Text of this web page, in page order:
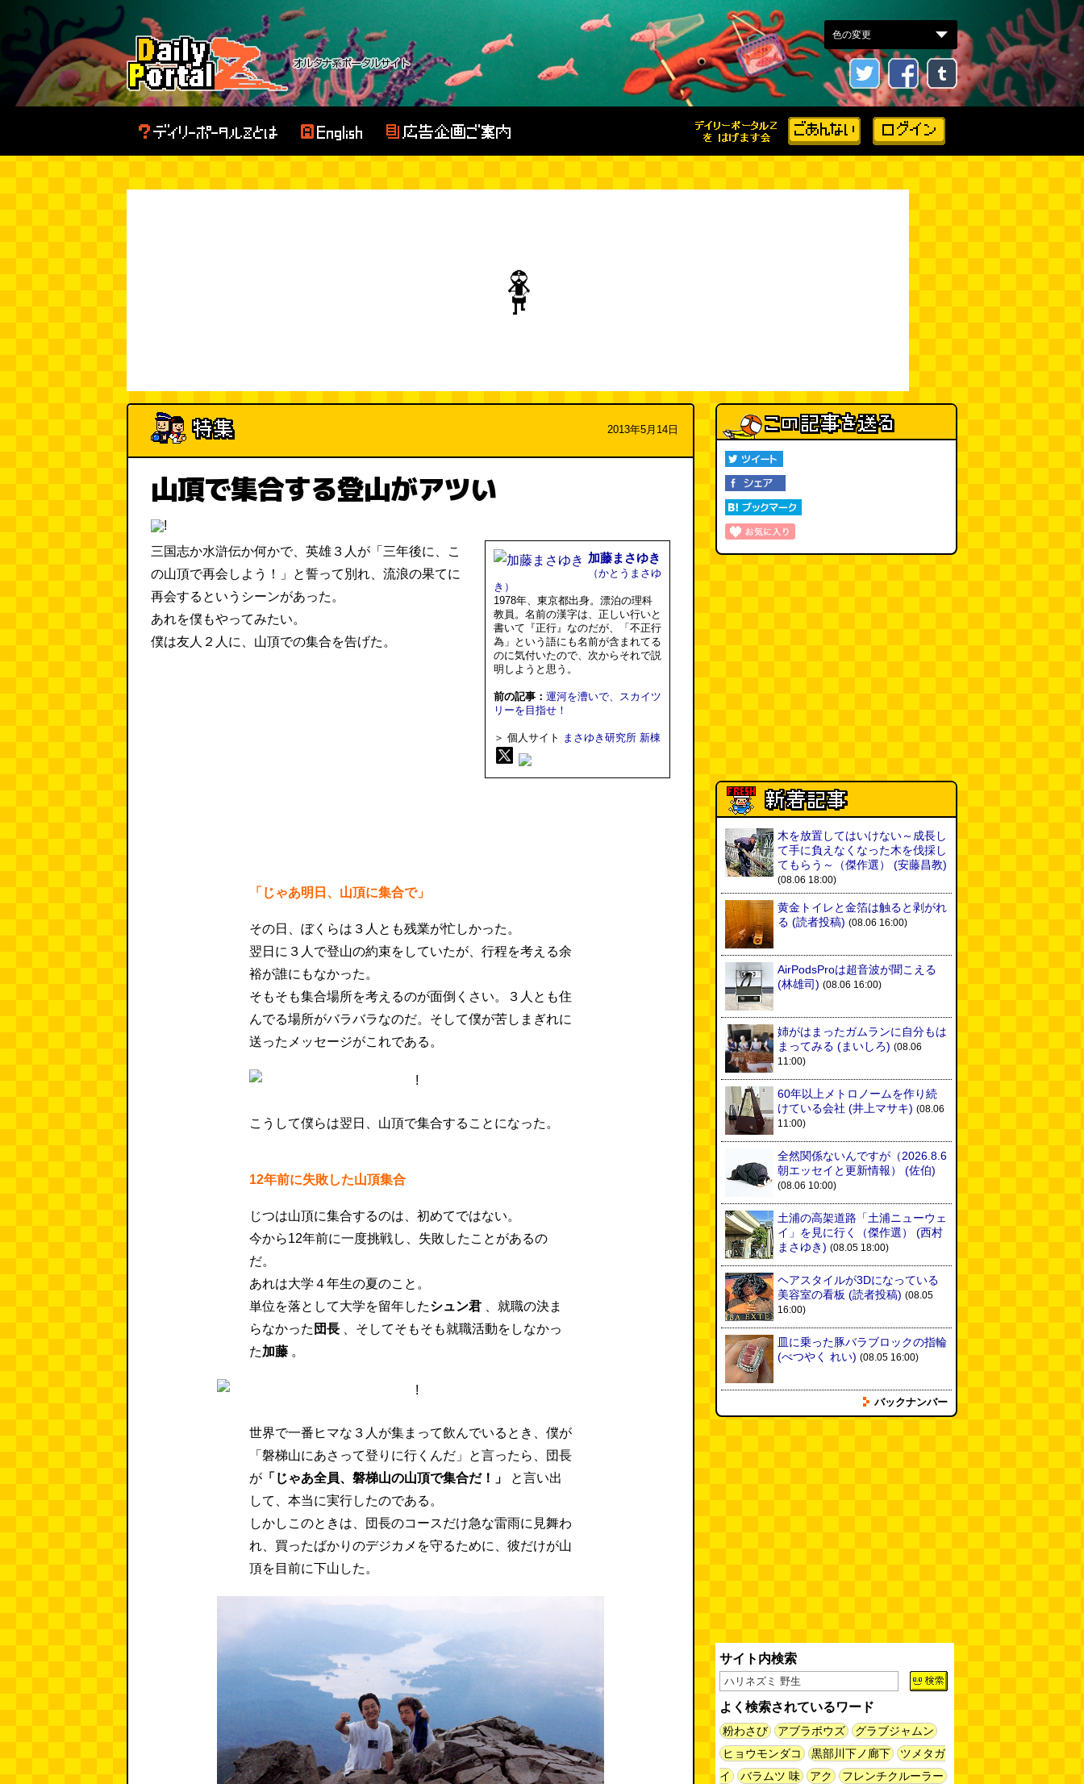
2013年5月14日
山頂で集合する登山がアツい
三国志か水滸伝か何かで、英雄３人が「三年後に、こ
の山頂で再会しよう！」と誓って別れ、流浪の果てに
再会するというシーンがあった。
あれを僕もやってみたい。
僕は友人２人に、山頂での集合を告げた。
加藤まさゆき
（かとうまさゆ
き）
1978年、東京都出身。漂泊の理科
教員。名前の漢字は、正しい行いと
書いて『正行』なのだが、「不正行
為」という語にも名前が含まれてる
のに気付いたので、次からそれで説
明しようと思う。
前の記事： 運河を漕いで、スカイツ
リーを目指せ！
＞ 個人サイト まさゆき研究所 新棟
「じゃあ明日、山頂に集合で」
その日、ぼくらは３人とも残業が忙しかった。
翌日に３人で登山の約束をしていたが、行程を考える余
裕が誰にもなかった。
そもそも集合場所を考えるのが面倒くさい。３人とも住
んでる場所がバラバラなのだ。そして僕が苦しまぎれに
送ったメッセージがこれである。
こうして僕らは翌日、山頂で集合することになった。
12年前に失敗した山頂集合
じつは山頂に集合するのは、初めてではない。
今から12年前に一度挑戦し、失敗したことがあるの
だ。
あれは大学４年生の夏のこと。
単位を落として大学を留年したシュン君 、就職の決ま
らなかった 団長 、そしてそもそも就職活動をしなかっ
た加藤 。
世界で一番ヒマな３人が集まって飲んでいるとき、僕が
「磐梯山にあさって登りに行くんだ」と言ったら、団長
が 「じゃあ全員、磐梯山の山頂で集合だ！」
と言い出
して、本当に実行したのである。
しかしこのときは、団長のコースだけ急な雷雨に見舞わ
れ、買ったばかりのデジカメを守るために、彼だけが山
頂を目前に下山した。
木を放置してはいけない～成長し
て手に負えなくなった木を伐採し
てもらう～（傑作選）
(安藤昌教)
(08.06 18:00)
黄金トイレと金箔は触ると剥がれ
る (読者投稿) (08.06 16:00)
AirPodsProは超音波が聞こえる
(林雄司) (08.06 16:00)
姉がはまったガムランに自分もは
まってみる (まいしろ) (08.06
11:00)
60年以上メトロノームを作り続
けている会社 (井上マサキ) (08.06
11:00)
全然関係ないんですが（2026.8.6
朝エッセイと更新情報）
(佐伯)
(08.06 10:00)
土浦の高架道路「土浦ニューウェ
イ」を見に行く（傑作選）
(西村
まさゆき) (08.05 18:00)
ヘアスタイルが3Dになっている
美容室の看板 (読者投稿) (08.05
16:00)
皿に乗った豚バラブロックの指輪
(べつやく れい) (08.05 16:00)
フエラムネをさらに笛っぽくした
らホイッスルになりました(爲房
ちょこ煎がカインズPBで販売し
てました
世田谷区民会館行きのバスは1日
1本(べつやく れい) (08.04 16:00)
「モグラ駅」で有名な土合駅……
バックナンバー
サイト内検索
よく検索されているワード
粉わさび アブラボウズ
グラブジャムン
ヒョウモンダコ
黒部川下ノ廊下
ツメタガ
イ
バラムツ 味 アク
フレンチクルーラー